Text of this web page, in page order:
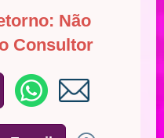
Não
Consultor